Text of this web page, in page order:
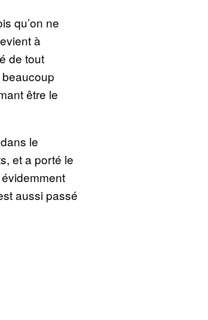
qu’on ne
à
de tout
être le
le
et a porté le
aussi passé